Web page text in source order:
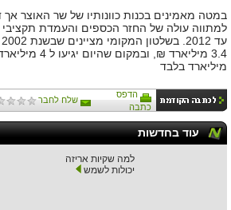
במטה מאמינים בכנות כוונותיו של שר האוצר
מיליארד בלבד
הדפס
כתבה
שלח לחבר
עוד בחדשות
למה שקיות אריזה
יכולות לשמש